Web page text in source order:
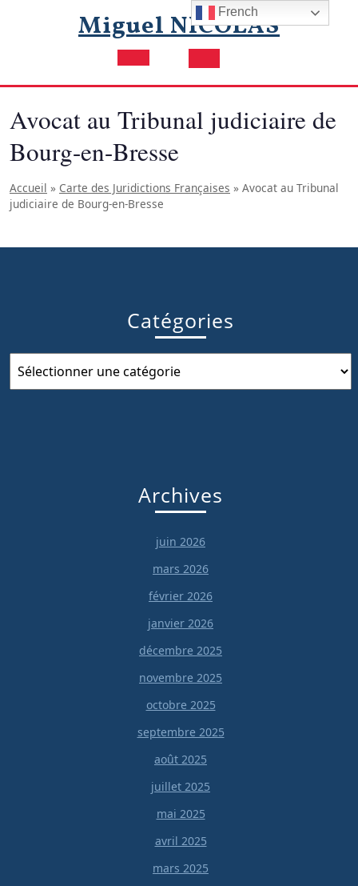
Miguel NICOLAS
Open
Avocat au Tribunal judiciaire de
Bourg-en-Bresse
Accueil » Carte des Juridictions Françaises » Avocat au Tribunal
judiciaire de Bourg-en-Bresse
Catégories
Catégories
Archives
juin 2026
mars 2026
février 2026
janvier 2026
décembre 2025
novembre 2025
octobre 2025
septembre 2025
août 2025
juillet 2025
mai 2025
avril 2025
mars 2025
French